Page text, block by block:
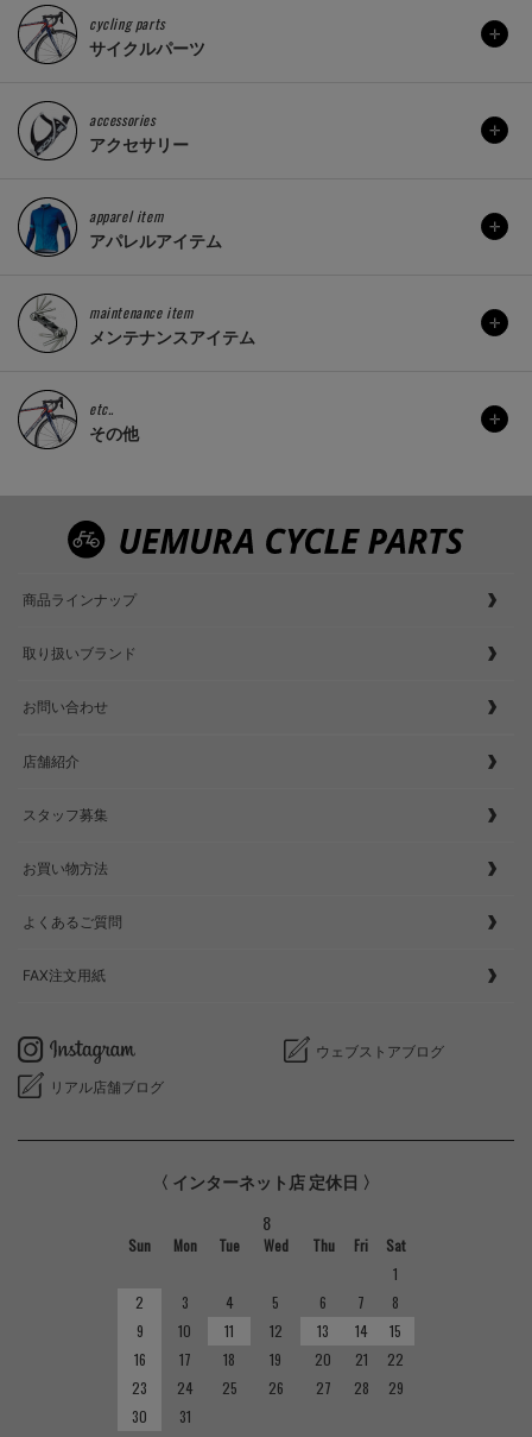
cycling parts
サイクルパーツ
accessories
アクセサリー
apparel item
アパレルアイテム
maintenance item
メンテナンスアイテム
etc..
その他
商品ラインナップ
取り扱いブランド
お問い合わせ
店舗紹介
スタッフ募集
お買い物方法
よくあるご質問
FAX注文用紙
ウェブストアブログ
リアル店舗ブログ
〈 インターネット店 定休日 〉
8
Sun Mon Tue Wed Thu Fri
Sat
1
2
3 4 5 6 7
8
9
10 11 12 13 14
15
16
17 18 19 20 21
22
23
24 25 26 27 28
29
30
31